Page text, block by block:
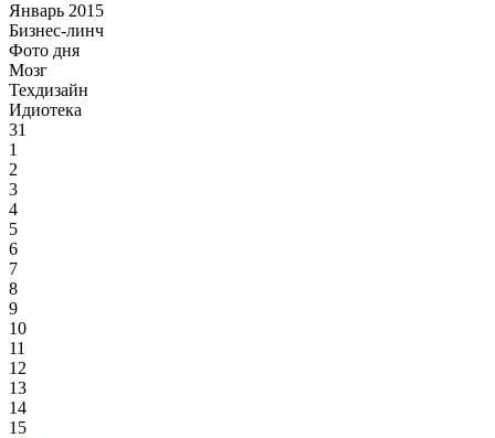
Январь 2015
Бизнес-линч
Фото дня
Мозг
Техдизайн
Идиотека
31
1
2
3
4
5
6
7
8
9
10
11
12
13
14
15